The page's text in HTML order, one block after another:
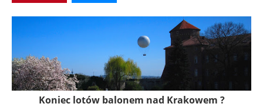
Koniec lotów balonem nad Krakowem ?